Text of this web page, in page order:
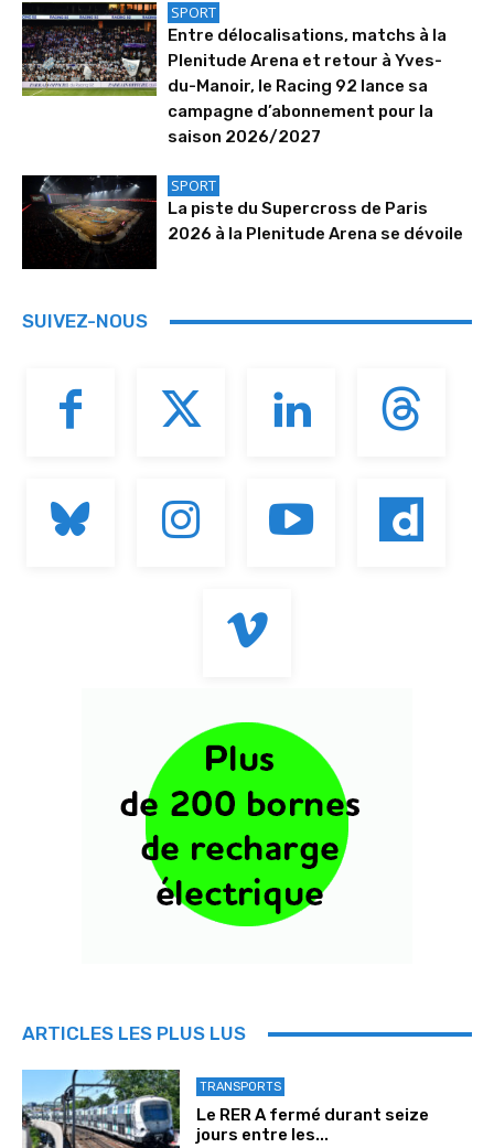
SPORT
Entre délocalisations, matchs à la
Plenitude Arena et retour à Yves-
du-Manoir, le Racing 92 lance sa
campagne d’abonnement pour la
saison 2026/2027
SPORT
La piste du Supercross de Paris
2026 à la Plenitude Arena se dévoile
SUIVEZ-NOUS
ARTICLES LES PLUS LUS
TRANSPORTS
Le RER A fermé durant seize
jours entre les...